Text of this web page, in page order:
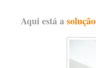
Aqui está asolução